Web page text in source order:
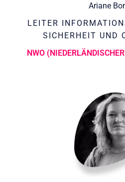
Ariane
LEITER
SICHERHEIT UND
NWO